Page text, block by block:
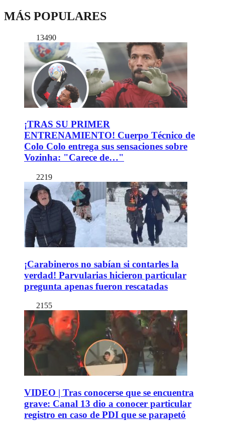
MÁS POPULARES
13490
¡TRAS SU PRIMER
ENTRENAMIENTO! Cuerpo Técnico de
Colo Colo entrega sus sensaciones sobre
Vozinha: "Carece de…"
2219
¡Carabineros no sabían si contarles la
verdad! Parvularias hicieron particular
pregunta apenas fueron rescatadas
2155
VIDEO | Tras conocerse que se encuentra
grave: Canal 13 dio a conocer particular
registro en caso de PDI que se parapetó